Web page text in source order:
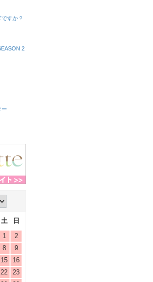
すか？
2
ー
土
日
1
2
8
9
15
16
22
23